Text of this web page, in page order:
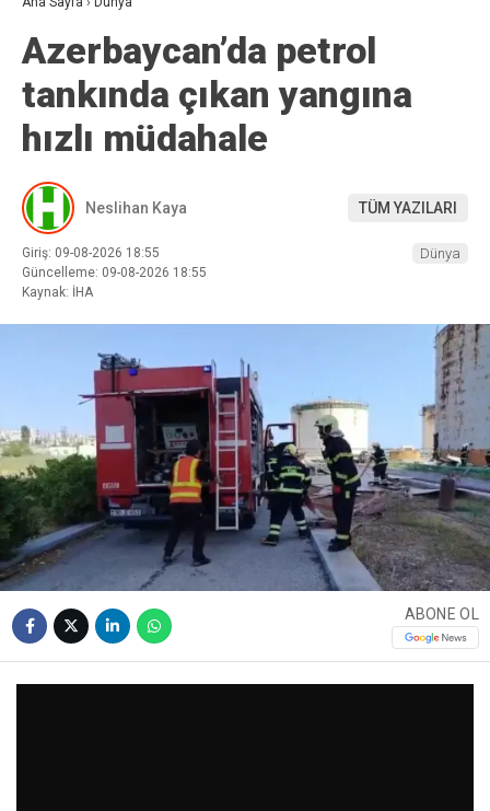
Azerbaycan’da petrol
tankında çıkan yangına
hızlı müdahale
Neslihan Kaya TÜM YAZILARI
Giriş: 09-08-2026 18:55
Güncelleme: 09-08-2026 18:55
Kaynak: İHA
Dünya
ABONE OL